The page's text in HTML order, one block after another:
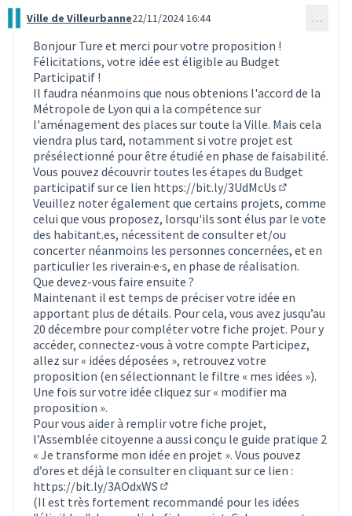
Commentaire 3626
Ville de Villeurbanne22/11/2024 16:44 …
Bonjour Ture et merci pour votre proposition !
Félicitations, votre idée est éligible au Budget
Participatif !
Il faudra néanmoins que nous obtenions l'accord de la
Métropole de Lyon qui a la compétence sur
l'aménagement des places sur toute la Ville. Mais cela
viendra plus tard, notamment si votre projet est
présélectionné pour être étudié en phase de faisabilité.
Vous pouvez découvrir toutes les étapes du Budget
participatif sur ce lien https://bit.ly/3UdMcUs
(Lien externe)
Veuillez noter également que certains projets, comme
celui que vous proposez, lorsqu'ils sont élus par le vote
des habitant.es, nécessitent de consulter et/ou
concerter néanmoins les personnes concernées, et en
particulier les riverain·e·s, en phase de réalisation.
Que devez-vous faire ensuite ?
Maintenant il est temps de préciser votre idée en
apportant plus de détails. Pour cela, vous avez jusqu’au
20 décembre pour compléter votre fiche projet. Pour y
accéder, connectez-vous à votre compte Participez,
allez sur « idées déposées », retrouvez votre
proposition (en sélectionnant le filtre « mes idées »).
Une fois sur votre idée cliquez sur « modifier ma
proposition ».
Pour vous aider à remplir votre fiche projet,
l’Assemblée citoyenne a aussi conçu le guide pratique 2
« Je transforme mon idée en projet ». Vous pouvez
d’ores et déjà le consulter en cliquant sur ce lien :
https://bit.ly/3AOdxWS
(Lien externe)
(Il est très fortement recommandé pour les idées